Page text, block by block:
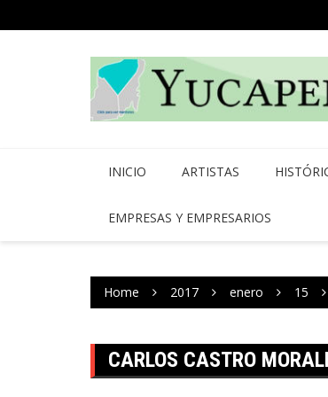
INICIO ARTISTAS
EMPRESAS Y EMPRESARIOS
Home 2017 enero 15
CARLOS CASTRO